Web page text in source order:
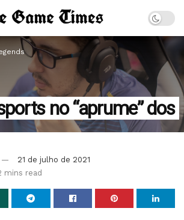
no “aprume” dos
21 de julho de 2021
mins read